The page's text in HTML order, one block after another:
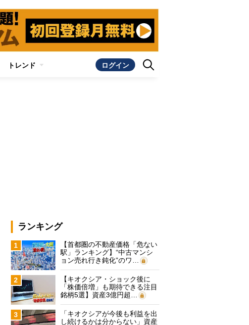
トレンド ログイン
ランキング
1
【首都圏の不動産価格「危ない
駅」ランキング】“中古マンシ
ョン売れ行き鈍化”のワ…
2
【キオクシア・ショック後に
「株価倍増」も期待できる注目
銘柄5選】資産3億円超…
3
「キオクシアが今後も利益を出
し続けるかは分からない」資産